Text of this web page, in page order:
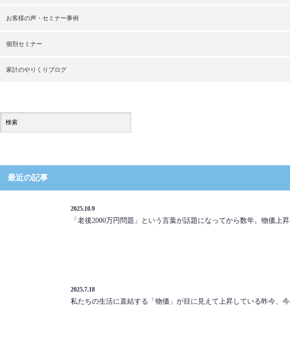
お客様の声・セミナー事例
個別セミナー
家計のやりくりブログ
最近の記事
2025.10.9
「老後2000万円問題」という言葉が話題になってから数年。物価上
2025.7.18
私たちの生活に直結する「物価」が目に見えて上昇している昨今、